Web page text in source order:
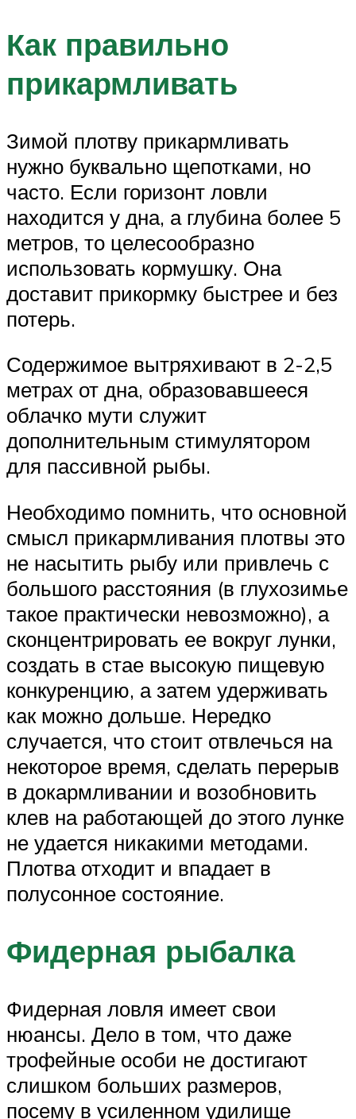
Как правильно
прикармливать
Зимой плотву прикармливать
нужно буквально щепотками, но
часто. Если горизонт ловли
находится у дна, а глубина более 5
метров, то целесообразно
использовать кормушку. Она
доставит прикормку быстрее и без
потерь.
Содержимое вытряхивают в 2-2,5
метрах от дна, образовавшееся
облачко мути служит
дополнительным стимулятором
для пассивной рыбы.
Необходимо помнить, что основной
смысл прикармливания плотвы это
не насытить рыбу или привлечь с
большого расстояния (в глухозимье
такое практически невозможно), а
сконцентрировать ее вокруг лунки,
создать в стае высокую пищевую
конкуренцию, а затем удерживать
как можно дольше. Нередко
случается, что стоит отвлечься на
некоторое время, сделать перерыв
в докармливании и возобновить
клев на работающей до этого лунке
не удается никакими методами.
Плотва отходит и впадает в
полусонное состояние.
Фидерная рыбалка
Фидерная ловля имеет свои
нюансы. Дело в том, что даже
трофейные особи не достигают
слишком больших размеров,
посему в усиленном удилище